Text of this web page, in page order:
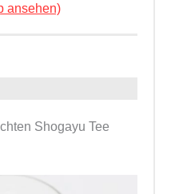
ansehen)
Shogayu Tee